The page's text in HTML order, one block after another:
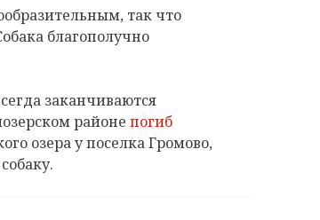
так что
благополучно
заканчиваются
районе погиб
озера у поселка Громово,